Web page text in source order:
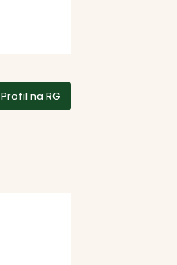
Profil na RG